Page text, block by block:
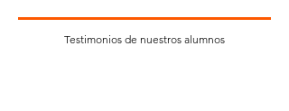
Testimonios de nuestros alumnos